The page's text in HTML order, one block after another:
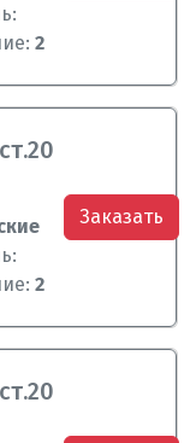
2
2
Заказать